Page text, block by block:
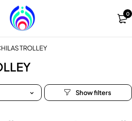
0
TROLLEY